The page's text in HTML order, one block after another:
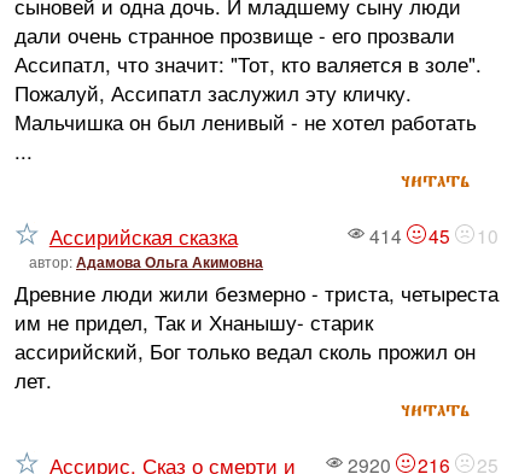
сыновей и одна дочь. И младшему сыну люди
дали очень странное прозвище - его прозвали
Ассипатл, что значит: "Тот, кто валяется в золе".
Пожалуй, Ассипатл заслужил эту кличку.
Мальчишка он был ленивый - не хотел работать
...
читать
414 45 10
Ассирийская сказка
автор:Адамова Ольга Акимовна
Древние люди жили безмерно - триста, четыреста
им не придел, Так и Хнанышу- старик
ассирийский, Бог только ведал сколь прожил он
лет.
читать
2920 216 25
Ассирис. Сказ о смерти и